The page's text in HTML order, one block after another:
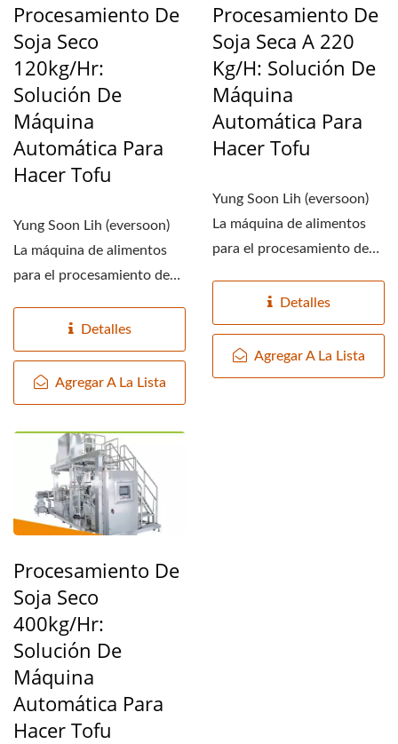
Procesamiento De
Soja Seco
120kg/hr:
Solución De
Máquina
Automática Para
Hacer Tofu
Yung Soon Lih (eversoon)
La máquina de alimentos
para el procesamiento de
Detalles
Agregar A La Lista
Procesamiento De
Soja Seca A 220
Kg/h: Solución De
Máquina
Automática Para
Hacer Tofu
Yung Soon Lih (eversoon)
La máquina de alimentos
para el procesamiento de
Detalles
Agregar A La Lista
Procesamiento De
Soja Seco
400kg/hr:
Solución De
Máquina
Automática Para
Hacer Tofu